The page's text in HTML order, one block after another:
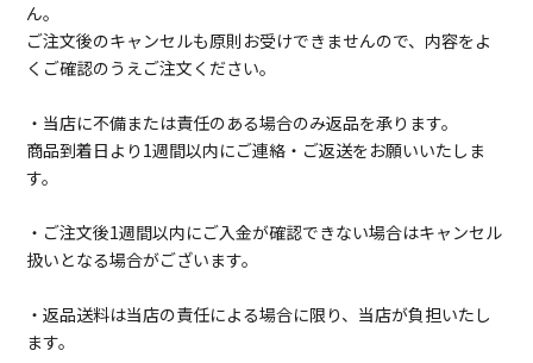
ん。
ご注文後のキャンセルも原則お受けできませんので、内容をよ
くご確認のうえご注文ください。
・当店に不備または責任のある場合のみ返品を承ります。
商品到着日より1週間以内にご連絡・ご返送をお願いいたしま
す。
・ご注文後1週間以内にご入金が確認できない場合はキャンセル
扱いとなる場合がございます。
・返品送料は当店の責任による場合に限り、当店が負担いたし
ます。